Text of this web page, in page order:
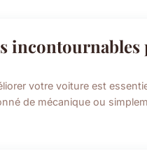
votre voiture est
de mécanique ou